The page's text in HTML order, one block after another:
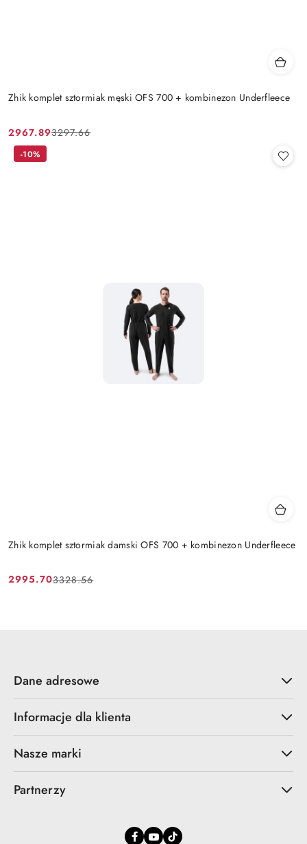
Zhik komplet sztormiak męski OFS 700 + kombinezon Underfleece
Cena
promocyjna:
2967.89
Cena
przed
3297.66
Zhik komplet sztormiak damski OFS 700 + kombinezon Underfleece
Cena
2995.70
Cena
3328.56
-10%
Dane adresowe
Informacje dla klienta
Nasze marki
Partnerzy